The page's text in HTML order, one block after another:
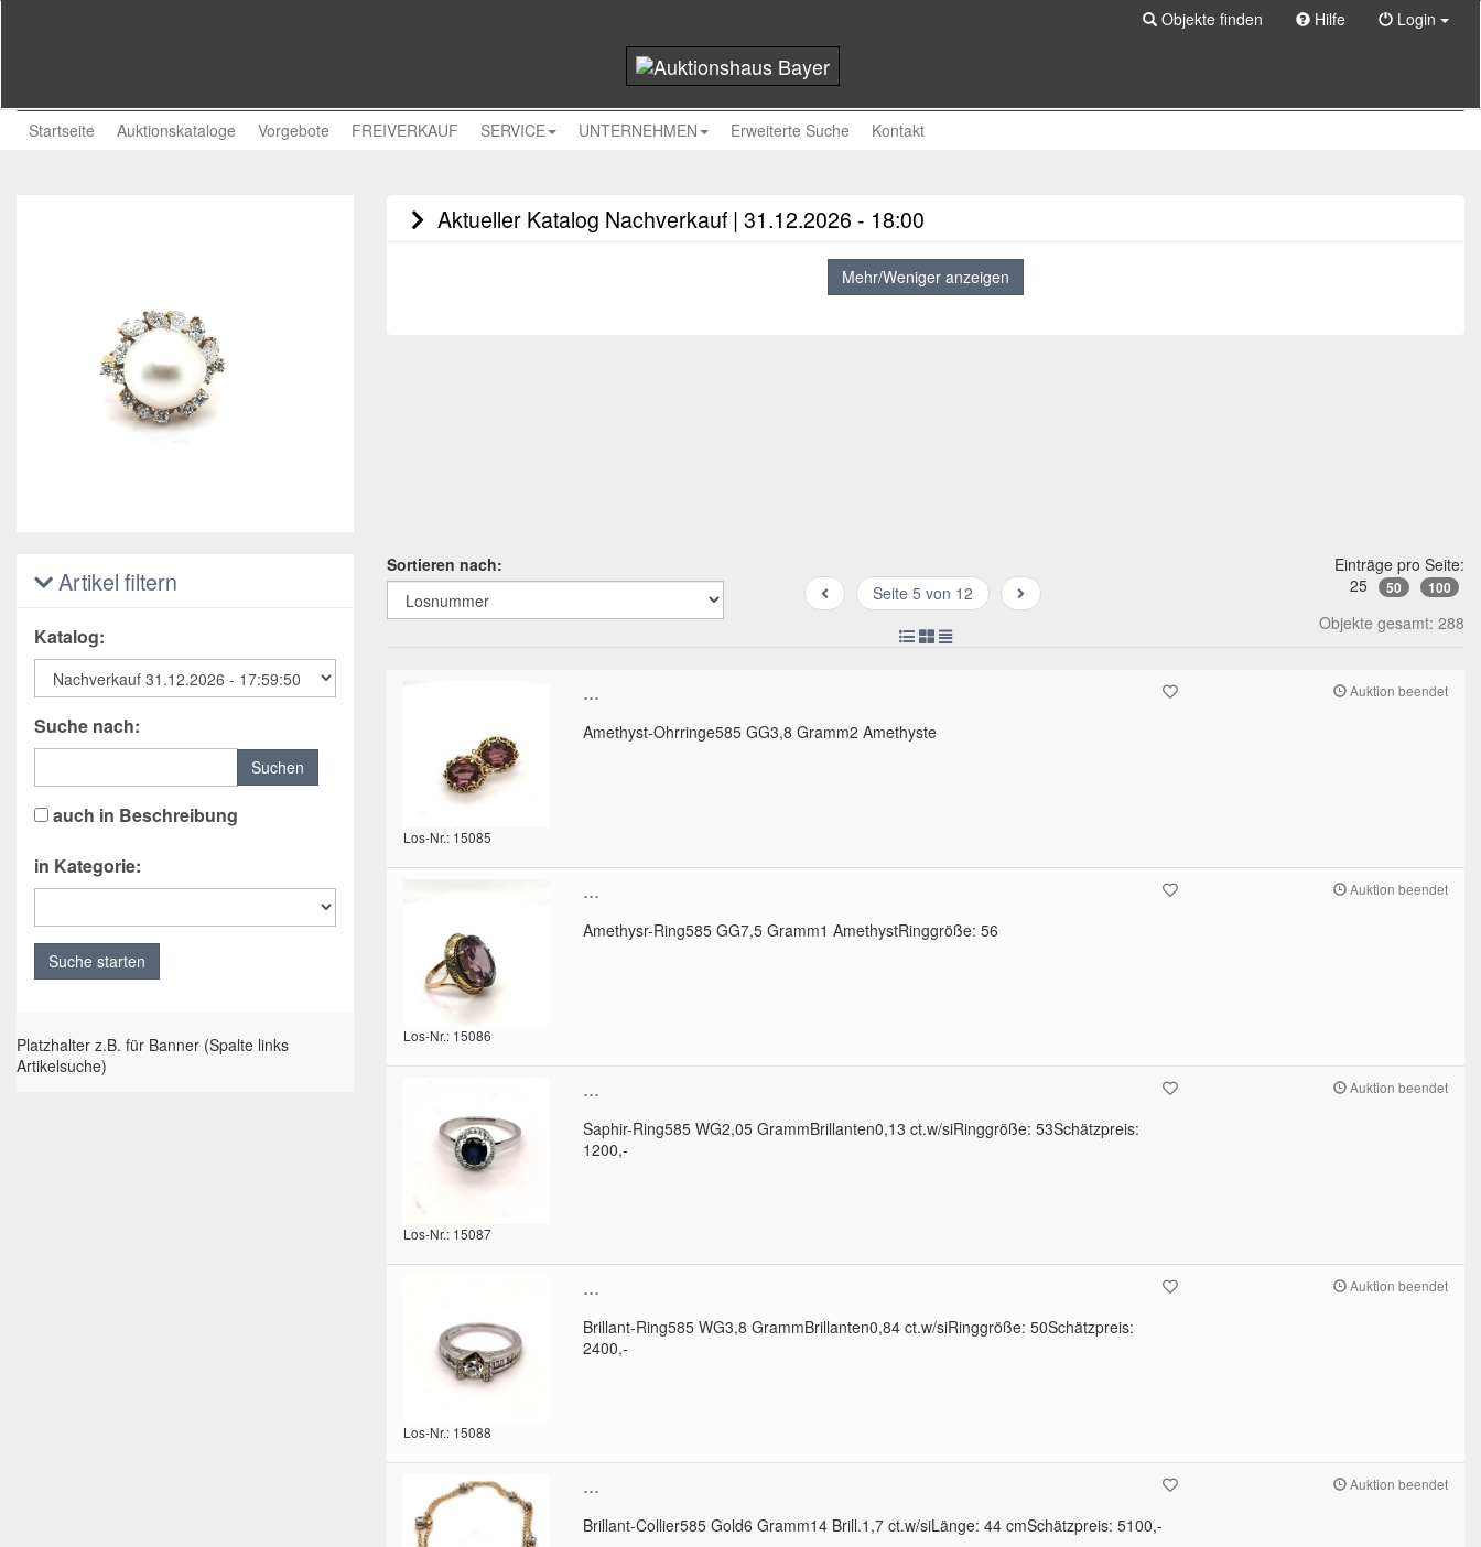
Objekte finden Hilfe Login
Startseite Auktionskataloge Vorgebote FREIVERKAUF SERVICE UNTERNEHMEN Erweiterte Suche Kontakt
Aktueller Katalog Nachverkauf | 31.12.2026 - 18:00
Mehr/Weniger anzeigen
Artikel filtern
Katalog:
Suche nach:
Suchen
auch in Beschreibung
in Kategorie:
Suche starten
Platzhalter z.B. für Banner (Spalte links
Artikelsuche)
Sortieren nach:
Seite 5 von 12
Einträge pro Seite:
25
50 100
Objekte gesamt: 288
Los-Nr.: 15085
...
Amethyst-Ohrringe585 GG3,8 Gramm2 Amethyste
Auktion beendet
Los-Nr.: 15086
...
Amethysr-Ring585 GG7,5 Gramm1 AmethystRinggröße: 56
Auktion beendet
Los-Nr.: 15087
...
Saphir-Ring585 WG2,05 GrammBrillanten0,13 ct.w/siRinggröße: 53Schätzpreis:
1200,-
Auktion beendet
Los-Nr.: 15088
...
Brillant-Ring585 WG3,8 GrammBrillanten0,84 ct.w/siRinggröße: 50Schätzpreis:
2400,-
Auktion beendet
...
Brillant-Collier585 Gold6 Gramm14 Brill.1,7 ct.w/siLänge: 44 cmSchätzpreis: 5100,-
Auktion beendet